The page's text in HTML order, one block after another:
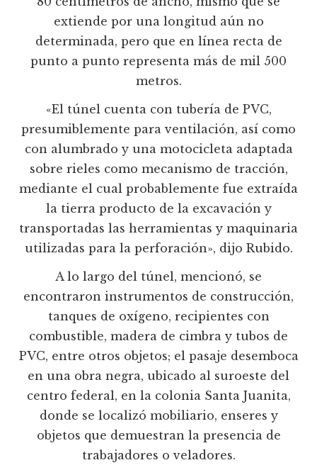
extiende por una longitud aún no
determinada, pero que en línea recta de
punto a punto representa más de mil 500
metros.
«El túnel cuenta con tubería de PVC,
presumiblemente para ventilación, así como
con alumbrado y una motocicleta adaptada
sobre rieles como mecanismo de tracción,
mediante el cual probablemente fue extraída
la tierra producto de la excavación y
transportadas las herramientas y maquinaria
utilizadas para la perforación», dijo Rubido.
A lo largo del túnel, mencionó, se
encontraron instrumentos de construcción,
tanques de oxígeno, recipientes con
combustible, madera de cimbra y tubos de
PVC, entre otros objetos; el pasaje desemboca
en una obra negra, ubicado al suroeste del
centro federal, en la colonia Santa Juanita,
donde se localizó mobiliario, enseres y
objetos que demuestran la presencia de
trabajadores o veladores.